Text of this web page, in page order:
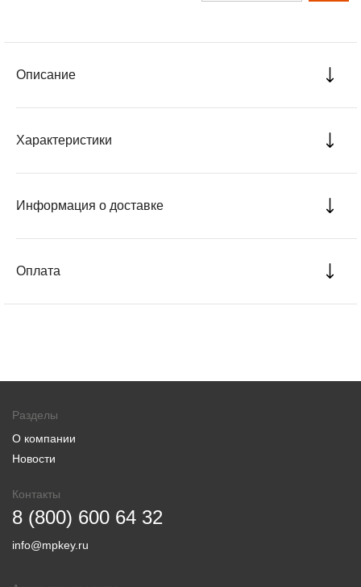
Описание
Характеристики
Информация о доставке
Оплата
Разделы
О компании
Новости
Контакты
8 (800) 600 64 32
info@mpkey.ru